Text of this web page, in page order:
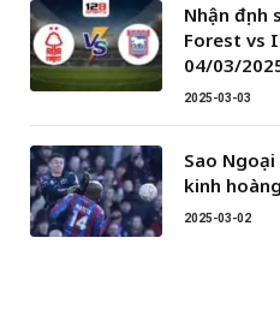
Nhận
Forest vs
04/03/
2025-03-03
Sao
kinh
2025-03-02